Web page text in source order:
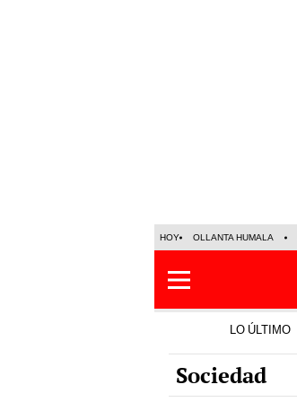
HOY OLLANTA HUMALA
LO ÚLTIMO
Sociedad